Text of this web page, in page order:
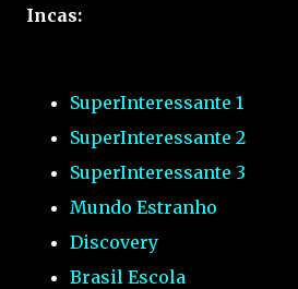
Incas:
SuperInteressante 1
SuperInteressante 2
SuperInteressante 3
Mundo Estranho
Discovery
Brasil Escola